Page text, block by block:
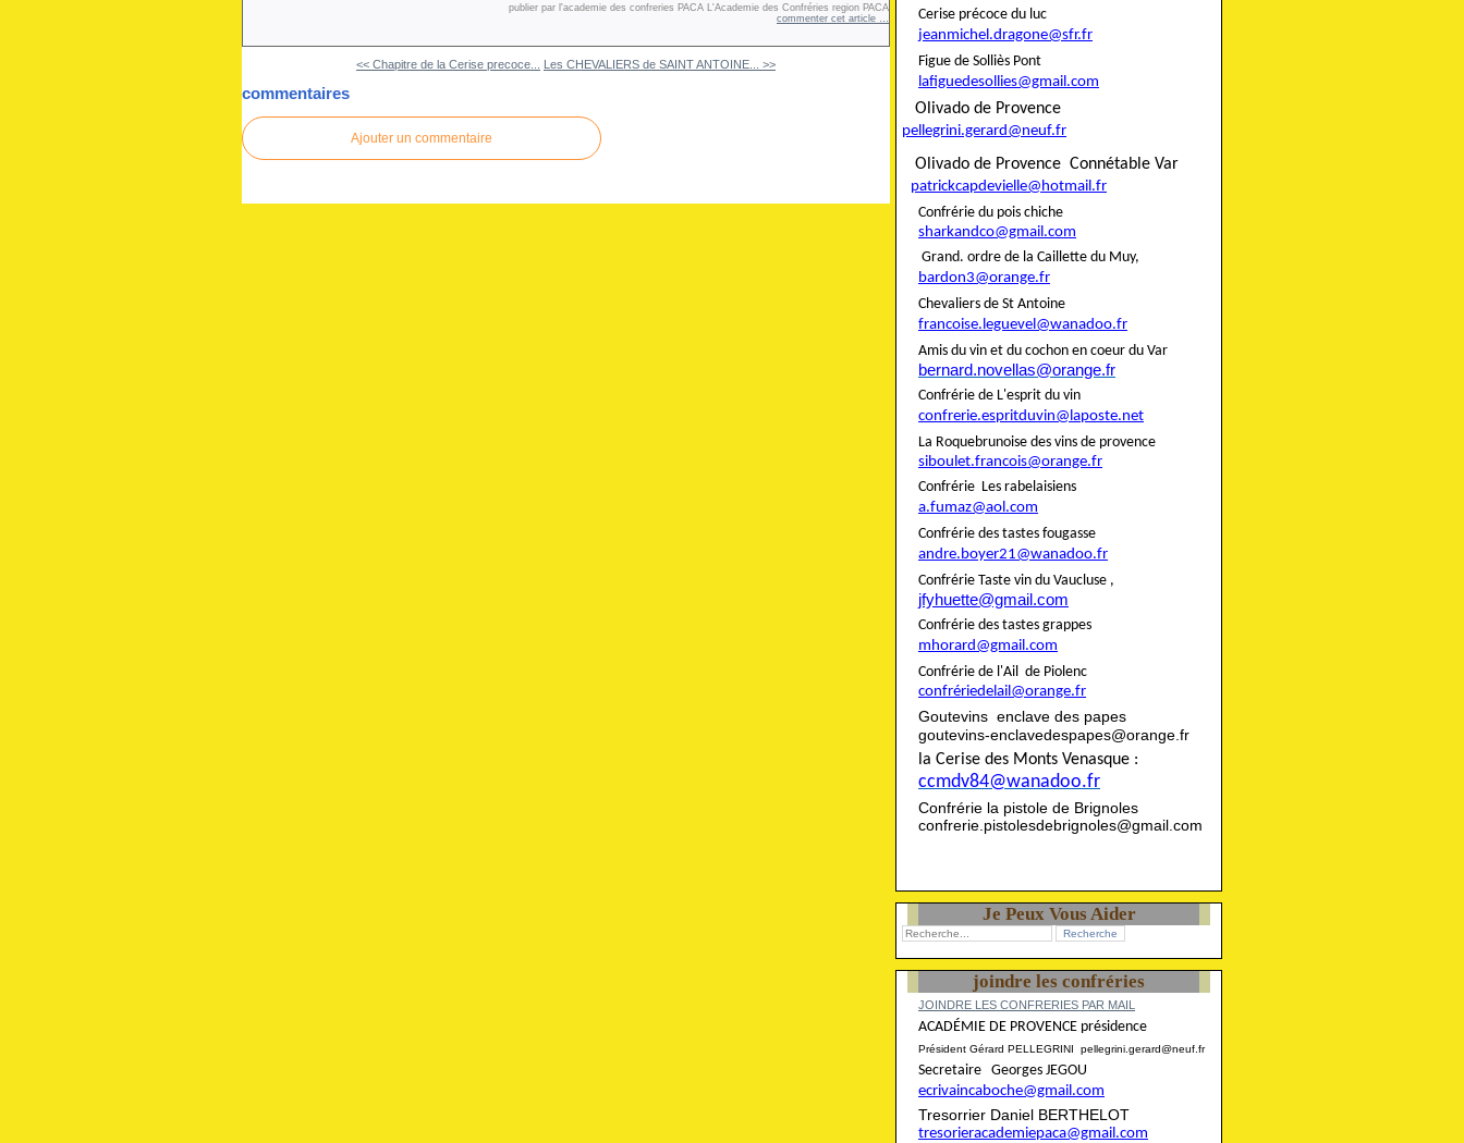
publier par l'academie des confreries PACA L'Academie des Confréries region PACA
commenter cet article
<< Chapitre de la Cerise precoce... Les CHEVALIERS de SAINT ANTOINE... >>
commentaires
Ajouter un commentaire
Cerise précoce du luc
jeanmichel.dragone@sfr.fr
Figue de Solliès Pont
lafiguedesollies@gmail.com
Olivado de Provence
pellegrini.gerard@neuf.fr
Olivado de Provence Connétable Var
patrickcapdevielle@hotmail.fr
Confrérie du pois chiche
sharkandco@gmail.com
Grand. ordre de la Caillette du Muy,
bardon3@orange.fr
Chevaliers de St Antoine
francoise.leguevel@wanadoo.fr
Amis du vin et du cochon en coeur du Var
bernard.novellas@orange.fr
Confrérie de L'esprit du vin
confrerie.espritduvin@laposte.net
La Roquebrunoise des vins de provence
siboulet.francois@orange.fr
Confrérie Les rabelaisiens
a.fumaz@aol.com
Confrérie des tastes fougasse
andre.boyer21@wanadoo.fr
Confrérie Taste vin du Vaucluse ,
jfyhuette@gmail.com
Confrérie des tastes grappes
mhorard@gmail.com
Confrérie de l'Ail de Piolenc
confrériedelail@orange.fr
Goutevins enclave des papes
goutevins-enclavedespapes@orange.fr
la Cerise des Monts Venasque :
ccmdv84@wanadoo.fr
Confrérie la pistole de Brignoles
confrerie.pistolesdebrignoles@gmail.com
Je Peux Vous Aider
joindre les confréries
JOINDRE LES CONFRERIES PAR MAIL
ACADÉMIE DE PROVENCE présidence
Président Gérard PELLEGRINI pellegrini.gerard@neuf.fr
Secretaire Georges JEGOU
ecrivaincaboche@gmail.com
Tresorrier Daniel BERTHELOT
tresorieracademiepaca@gmail.com